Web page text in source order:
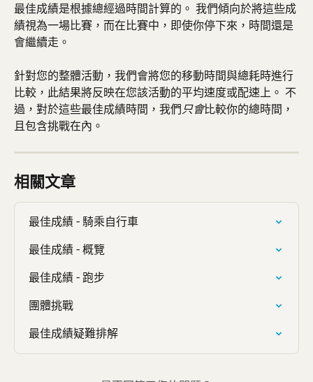
最佳成績是根據總經過時間計算的。 我們傾向於將這些成
績視為一場比賽，而在比賽中，即使你停下來，時間還是
會繼續走。
針對您的整體活動，我們會將您的移動時間與總耗時進行
比較，此結果將反映在您該活動的平均速度或配速上。 不
過，對於這些最佳成績時間，我們 只會比較你的總時間，
且包含挑戰在內。
相關文章
最佳成績 - 騎乘自行車
最佳成績 - 概覽
最佳成績 - 跑步
團體挑戰
最佳成績疑難排解